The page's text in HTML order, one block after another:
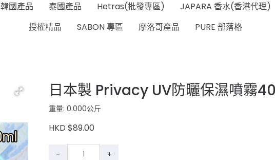
韓國產品 泰國產品 Hetras(批發專區) JAPARA 香水(香港代理)
授權精品
SABON 專區 摩洛哥產品 PURE 部落格
日本製 Privacy UV防曬保濕噴霧
重量: 0.000公斤
HKD $89.00
- +